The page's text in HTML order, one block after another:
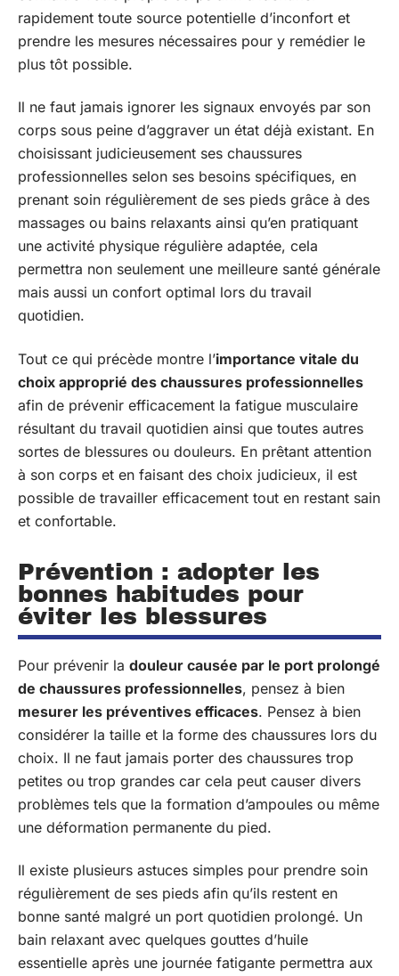
rapidement toute source potentielle d’inconfort et
prendre les mesures nécessaires pour y remédier le
plus tôt possible.
Il ne faut jamais ignorer les signaux envoyés par son
corps sous peine d’aggraver un état déjà existant. En
choisissant judicieusement ses chaussures
professionnelles selon ses besoins spécifiques, en
prenant soin régulièrement de ses pieds grâce à des
massages ou bains relaxants ainsi qu’en pratiquant
une activité physique régulière adaptée, cela
permettra non seulement une meilleure santé générale
mais aussi un confort optimal lors du travail
quotidien.
Tout ce qui précède montre l’importance vitale du
choix approprié des chaussures professionnelles
afin de prévenir efficacement la fatigue musculaire
résultant du travail quotidien ainsi que toutes autres
sortes de blessures ou douleurs. En prêtant attention
à son corps et en faisant des choix judicieux, il est
possible de travailler efficacement tout en restant sain
et confortable.
Prévention : adopter les
bonnes habitudes pour
éviter les blessures
Pour prévenir la douleur causée par le port prolongé
de chaussures professionnelles, pensez à bien
mesurer les préventives efficaces. Pensez à bien
considérer la taille et la forme des chaussures lors du
choix. Il ne faut jamais porter des chaussures trop
petites ou trop grandes car cela peut causer divers
problèmes tels que la formation d’ampoules ou même
une déformation permanente du pied.
Il existe plusieurs astuces simples pour prendre soin
régulièrement de ses pieds afin qu’ils restent en
bonne santé malgré un port quotidien prolongé. Un
bain relaxant avec quelques gouttes d’huile
essentielle après une journée fatigante permettra aux